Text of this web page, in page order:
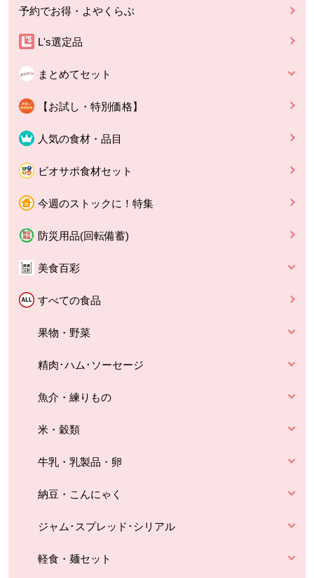
予約でお得・よやくらぶ
L's選定品
まとめてセット
【お試し・特別価格】
人気の食材・品目
ビオサポ食材セット
今週のストックに！特集
防災用品(回転備蓄)
美食百彩
すべての食品
果物・野菜
精肉･ハム･ソーセージ
魚介・練りもの
米・穀類
牛乳・乳製品・卵
納豆・こんにゃく
ジャム･スプレッド･シリアル
軽食・麺セット